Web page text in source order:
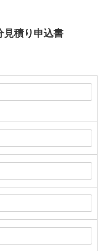
見積り申込書